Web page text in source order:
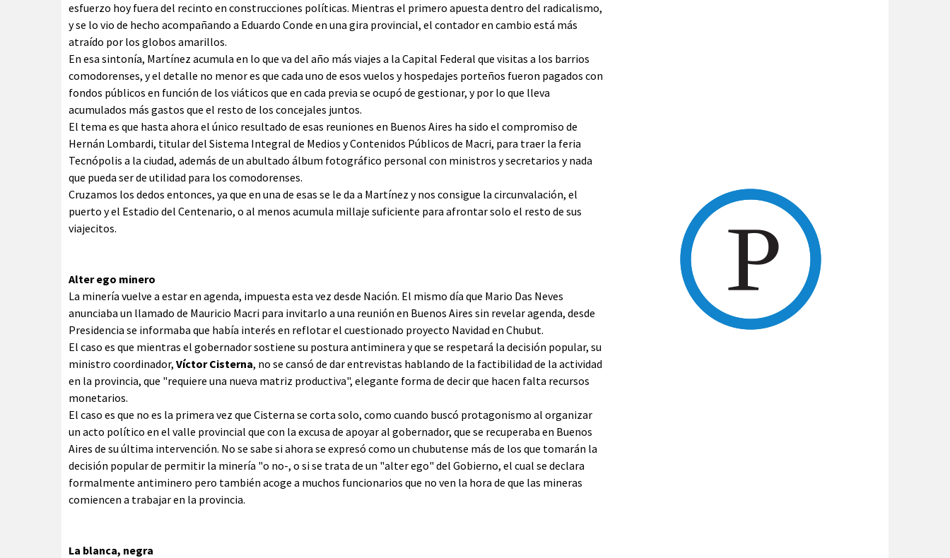
esfuerzo hoy fuera del recinto en construcciones políticas. Mientras el primero apuesta dentro del radicalismo,
y se lo vio de hecho acompañando a Eduardo Conde en una gira provincial, el contador en cambio está más
atraído por los globos amarillos.
En esa sintonía, Martínez acumula en lo que va del año más viajes a la Capital Federal que visitas a los barrios
comodorenses, y el detalle no menor es que cada uno de esos vuelos y hospedajes porteños fueron pagados con
fondos públicos en función de los viáticos que en cada previa se ocupó de gestionar, y por lo que lleva
acumulados más gastos que el resto de los concejales juntos.
El tema es que hasta ahora el único resultado de esas reuniones en Buenos Aires ha sido el compromiso de
Hernán Lombardi, titular del Sistema Integral de Medios y Contenidos Públicos de Macri, para traer la feria
Tecnópolis a la ciudad, además de un abultado álbum fotográfico personal con ministros y secretarios y nada
que pueda ser de utilidad para los comodorenses.
Cruzamos los dedos entonces, ya que en una de esas se le da a Martínez y nos consigue la circunvalación, el
puerto y el Estadio del Centenario, o al menos acumula millaje suficiente para afrontar solo el resto de sus
viajecitos.
Alter ego minero
La minería vuelve a estar en agenda, impuesta esta vez desde Nación. El mismo día que Mario Das Neves
anunciaba un llamado de Mauricio Macri para invitarlo a una reunión en Buenos Aires sin revelar agenda, desde
Presidencia se informaba que había interés en reflotar el cuestionado proyecto Navidad en Chubut.
El caso es que mientras el gobernador sostiene su postura antiminera y que se respetará la decisión popular, su
ministro coordinador, Víctor Cisterna, no se cansó de dar entrevistas hablando de la factibilidad de la actividad
en la provincia, que "requiere una nueva matriz productiva", elegante forma de decir que hacen falta recursos
monetarios.
El caso es que no es la primera vez que Cisterna se corta solo, como cuando buscó protagonismo al organizar
un acto político en el valle provincial que con la excusa de apoyar al gobernador, que se recuperaba en Buenos
Aires de su última intervención. No se sabe si ahora se expresó como un chubutense más de los que tomarán la
decisión popular de permitir la minería "o no-, o si se trata de un "alter ego" del Gobierno, el cual se declara
formalmente antiminero pero también acoge a muchos funcionarios que no ven la hora de que las mineras
comiencen a trabajar en la provincia.
La blanca, negra